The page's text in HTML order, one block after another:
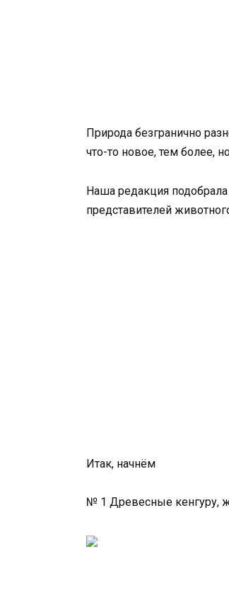
Природа безгранично
что-то новое, тем более,
Наша редакция
представителей
Итак, начнём
№ 1 Древесные кенгуру,